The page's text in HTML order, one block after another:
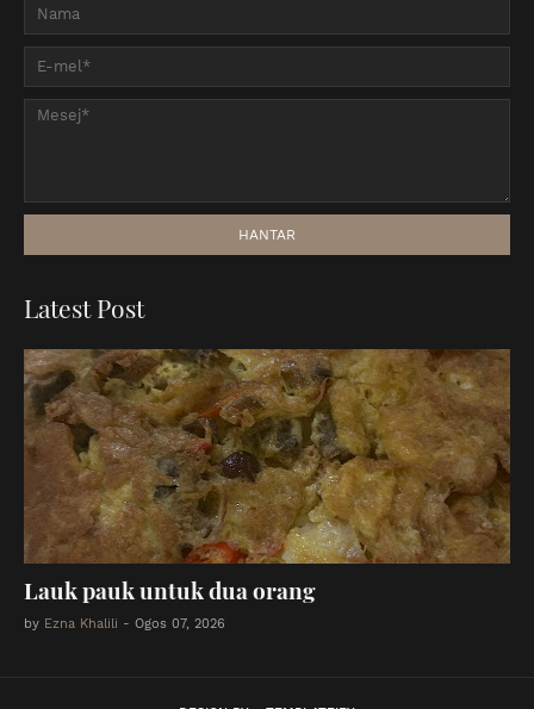
Latest Post
Lauk pauk untuk dua orang
by Ezna Khalili - Ogos 07, 2026